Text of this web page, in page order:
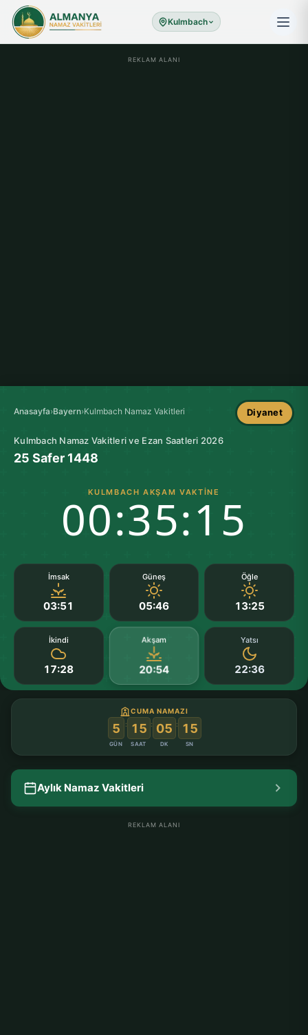
Kulmbach
REKLAM ALANI
Anasayfa›Bayern›Kulmbach Namaz Vakitleri Diyanet
Kulmbach Namaz Vakitleri ve Ezan Saatleri 2026
25 Safer 1448
KULMBACH AKŞAM VAKTINE
00:35:14
İmsak
03:51
Güneş
05:46
Öğle
13:25
İkindi
17:28
Akşam
20:54
Yatsı
22:36
CUMA NAMAZI
5
GÜN
: 15
SAAT
: 05
DK
: 14
SN
Aylık Namaz Vakitleri
REKLAM ALANI